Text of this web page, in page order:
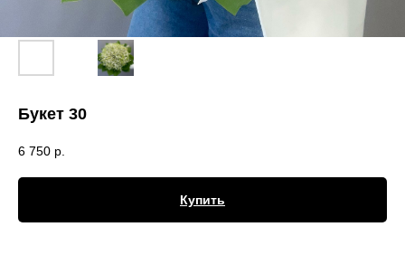
Букет 30
6 750 р.
Купить